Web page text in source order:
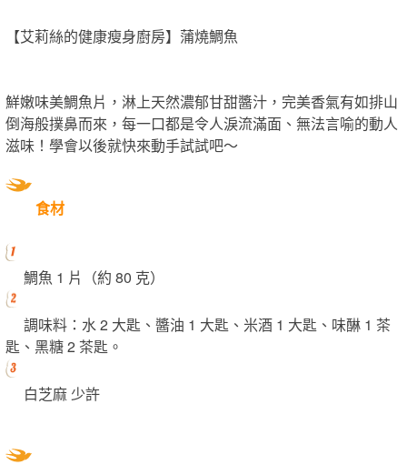
【艾莉絲的健康瘦身廚房】蒲燒鯛魚
鮮嫩味美鯛魚片，淋上天然濃郁甘甜醬汁，完美香氣有如排山
倒海般撲鼻而來，每一口都是令人淚流滿面、無法言喻的動人
滋味！學會以後就快來動手試試吧～
食材
鯛魚 1 片（約 80 克）
調味料：水 2 大匙、醬油 1 大匙、米酒 1 大匙、味醂 1 茶
匙、黑糖 2 茶匙。
白芝麻 少許